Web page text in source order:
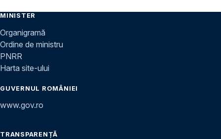
MINISTER
Organigramă
Ordine de ministru
PNRR
Harta site-ului
GUVERNUL ROMÂNIEI
www.gov.ro
TRANSPARENȚĂ